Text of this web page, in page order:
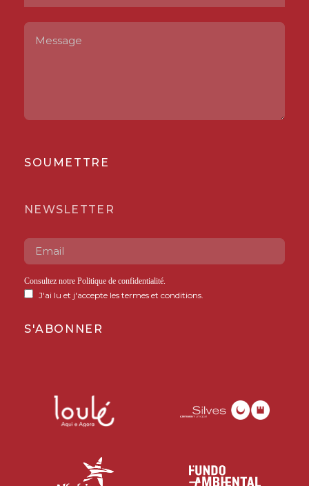
SOUMETTRE
NEWSLETTER
Consultez notre Politique de confidentialité
J'ai lu et j'accepte les termes et conditions.